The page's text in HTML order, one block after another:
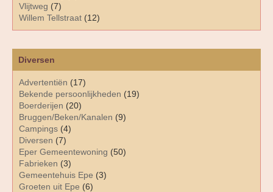
Diversen
Advertentiën (17)
Bekende persoonlijkheden (19)
Boerderijen (20)
Bruggen/Beken/Kanalen (9)
Campings (4)
Diversen (7)
Eper Gemeentewoning (50)
Fabrieken (3)
Gemeentehuis Epe (3)
Groeten uit Epe (6)
Vlijtweg (7)
Willem Tellstraat (12)